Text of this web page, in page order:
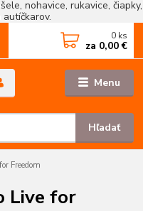
nohavice, rukavice, čiapky,
Menu
Hľadať
0 ks
za 0,00 €
Freedom
Live for